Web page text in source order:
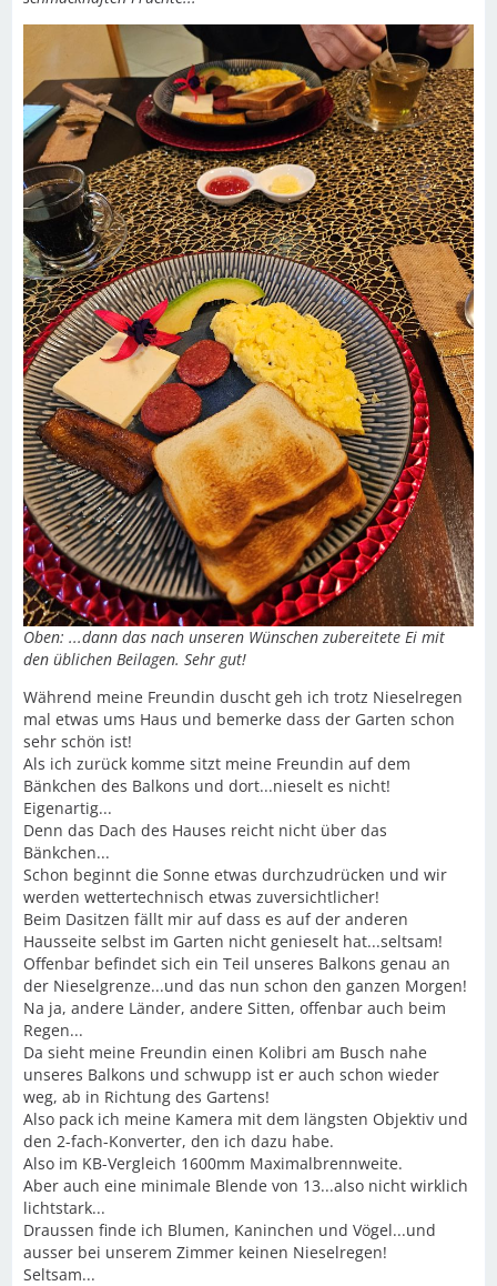
Oben: ...dann das nach unseren Wünschen zubereitete Ei mit
den üblichen Beilagen. Sehr gut!
Während meine Freundin duscht geh ich trotz Nieselregen
mal etwas ums Haus und bemerke dass der Garten schon
sehr schön ist!
Als ich zurück komme sitzt meine Freundin auf dem
Bänkchen des Balkons und dort...nieselt es nicht!
Eigenartig...
Denn das Dach des Hauses reicht nicht über das
Bänkchen...
Schon beginnt die Sonne etwas durchzudrücken und wir
werden wettertechnisch etwas zuversichtlicher!
Beim Dasitzen fällt mir auf dass es auf der anderen
Hausseite selbst im Garten nicht genieselt hat...seltsam!
Offenbar befindet sich ein Teil unseres Balkons genau an
der Nieselgrenze...und das nun schon den ganzen Morgen!
Na ja, andere Länder, andere Sitten, offenbar auch beim
Regen...
Da sieht meine Freundin einen Kolibri am Busch nahe
unseres Balkons und schwupp ist er auch schon wieder
weg, ab in Richtung des Gartens!
Also pack ich meine Kamera mit dem längsten Objektiv und
den 2-fach-Konverter, den ich dazu habe.
Also im KB-Vergleich 1600mm Maximalbrennweite.
Aber auch eine minimale Blende von 13...also nicht wirklich
lichtstark...
Draussen finde ich Blumen, Kaninchen und Vögel...und
ausser bei unserem Zimmer keinen Nieselregen!
Seltsam...